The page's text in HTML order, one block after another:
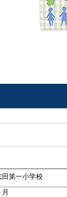
第一小学校